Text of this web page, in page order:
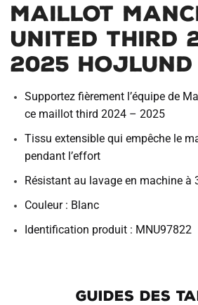
Maillot
United Third
2025 Hojlund
Supportez fièrement l’équipe de
ce maillot third 2024 – 2025
Tissu extensible qui empêche le
pendant l’effort
Résistant au lavage en machine à
Couleur : Blanc
Identification produit : MNU97822
GUIDES DES